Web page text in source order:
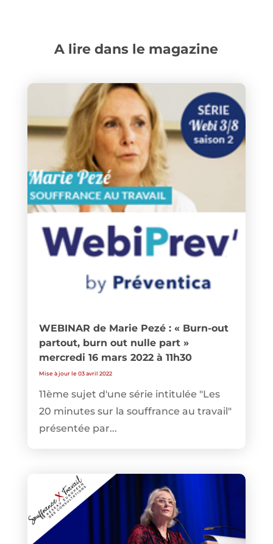
A lire dans le magazine
WEBINAR de Marie Pezé : « Burn-out
partout, burn out nulle part »
mercredi 16 mars 2022 à 11h30
Mise à jour le 03 avril 2022
11ème sujet d'une série intitulée "Les
20 minutes sur la souffrance au travail"
présentée par...